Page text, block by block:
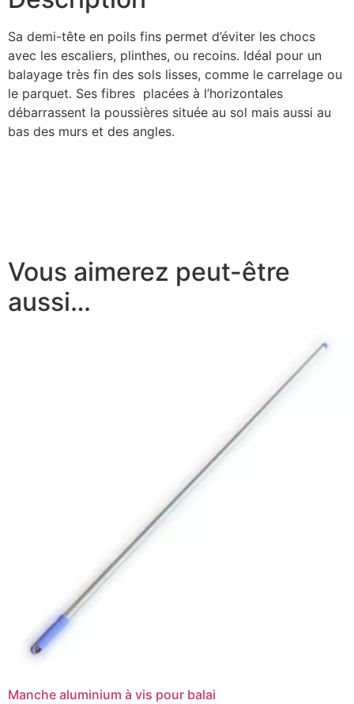
Sa demi-tête en poils fins permet d’éviter les chocs
avec les escaliers, plinthes, ou recoins. Idéal pour un
balayage très fin des sols lisses, comme le carrelage ou
le parquet. Ses fibres placées à l’horizontales
débarrassent la poussières située au sol mais aussi au
bas des murs et des angles.
Vous aimerez peut-être
aussi…
Manche aluminium à vis pour balai